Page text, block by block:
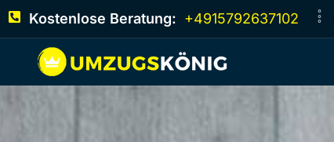
Kostenlose Beratung: +4915792637102